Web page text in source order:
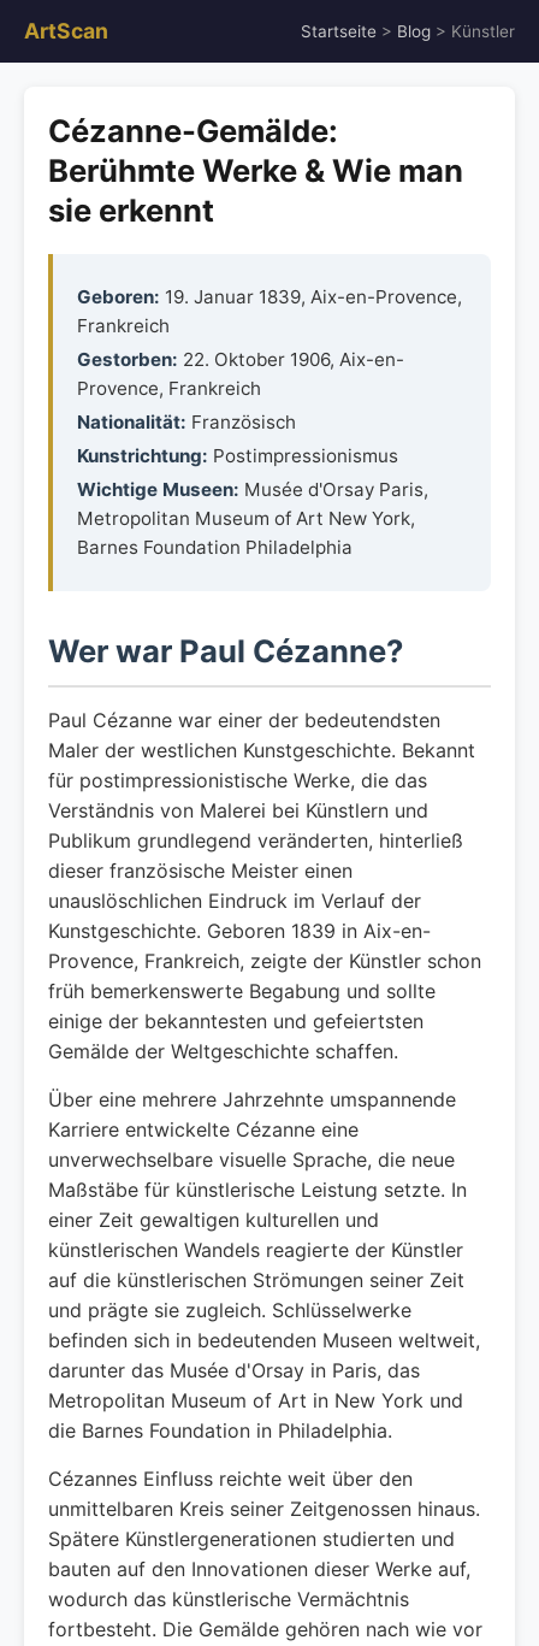
ArtScan Startseite > Blog > Künstler
Cézanne-Gemälde:
Berühmte Werke & Wie man
sie erkennt
Geboren: 19. Januar 1839, Aix-en-Provence,
Frankreich
Gestorben: 22. Oktober 1906, Aix-en-
Provence, Frankreich
Nationalität: Französisch
Kunstrichtung: Postimpressionismus
Wichtige Museen: Musée d'Orsay Paris,
Metropolitan Museum of Art New York,
Barnes Foundation Philadelphia
Wer war Paul Cézanne?
Paul Cézanne war einer der bedeutendsten
Maler der westlichen Kunstgeschichte. Bekannt
für postimpressionistische Werke, die das
Verständnis von Malerei bei Künstlern und
Publikum grundlegend veränderten, hinterließ
dieser französische Meister einen
unauslöschlichen Eindruck im Verlauf der
Kunstgeschichte. Geboren 1839 in Aix-en-
Provence, Frankreich, zeigte der Künstler schon
früh bemerkenswerte Begabung und sollte
einige der bekanntesten und gefeiertsten
Gemälde der Weltgeschichte schaffen.
Über eine mehrere Jahrzehnte umspannende
Karriere entwickelte Cézanne eine
unverwechselbare visuelle Sprache, die neue
Maßstäbe für künstlerische Leistung setzte. In
einer Zeit gewaltigen kulturellen und
künstlerischen Wandels reagierte der Künstler
auf die künstlerischen Strömungen seiner Zeit
und prägte sie zugleich. Schlüsselwerke
befinden sich in bedeutenden Museen weltweit,
darunter das Musée d'Orsay in Paris, das
Metropolitan Museum of Art in New York und
die Barnes Foundation in Philadelphia.
Cézannes Einfluss reichte weit über den
unmittelbaren Kreis seiner Zeitgenossen hinaus.
Spätere Künstlergenerationen studierten und
bauten auf den Innovationen dieser Werke auf,
wodurch das künstlerische Vermächtnis
fortbesteht. Die Gemälde gehören nach wie vor